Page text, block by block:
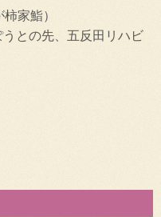
家鮨）
との先、五反田リハビ